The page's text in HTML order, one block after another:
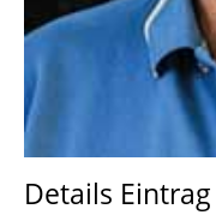
Details Eintrag